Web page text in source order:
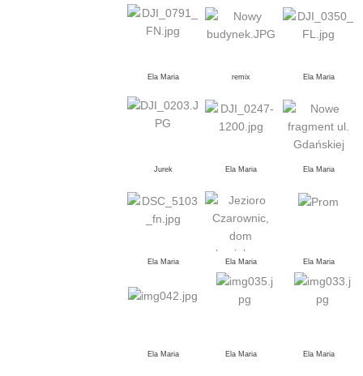
Ela Maria remix Ela Maria
Jurek Ela Maria Ela Maria
Ela Maria Ela Maria Ela Maria
Ela Maria Ela Maria Ela Maria